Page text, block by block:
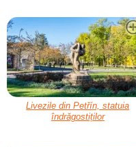
Livezile din Petřín, statuia
îndrăgostiților